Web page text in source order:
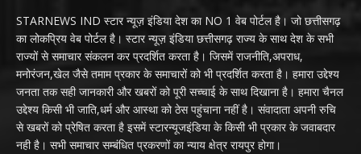
STARNEWS IND स्टार न्यूज़ इंडिया देश का NO 1 वेब पोर्टल है। जो छत्तीसगढ़
का लोकप्रिय वेब पोर्टल है। स्टार न्यूज़ इंडिया छत्तीसगढ़ राज्य के साथ देश के सभी
राज्यों से समाचार संकलन कर प्रदर्शित करता है। जिसमें राजनीति,अपराध,
मनोरंजन,खेल जैसे तमाम प्रकार के समाचारों को भी प्रदर्शित करता है। हमारा उद्देश्य
जनता तक सही जानकारी और खबरों को पूरी सच्चाई के साथ दिखाना है। हमारा चैनल
उद्देश्य किसी भी जाति,धर्म और आस्था को ठेस पहुंचाना नहीं है। संवादाता अपनी रुचि
से खबरों को प्रेषित करता है इसमें स्टारन्यूजइंडिया के किसी भी प्रकार के जवाबदार
नही है। सभी समाचार सम्बंधित प्रकरणों का न्याय क्षेत्र रायपुर होगा।